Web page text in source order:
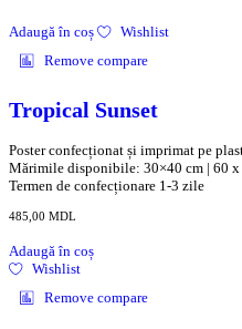
Adaugă în coș
Wishlist
Remove compare
Tropical Sunset
Poster confecționat și imprimat pe
Mărimile disponibile: 30×40 cm | 60 x
Termen de confecționare 1-3 zile
485,00 MDL
Adaugă în coș
Wishlist
Remove compare